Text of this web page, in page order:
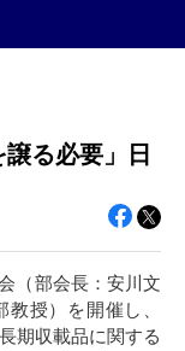
る必要」日
（部会長：安川文
授）を開催し、
期収載品に関する